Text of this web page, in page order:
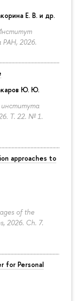
Е. В. и др.
РАН, 2026.
Ю. Ю.
института
Т. 22. № 1.
approaches to
of the
2026. Ch. 7.
for Personal